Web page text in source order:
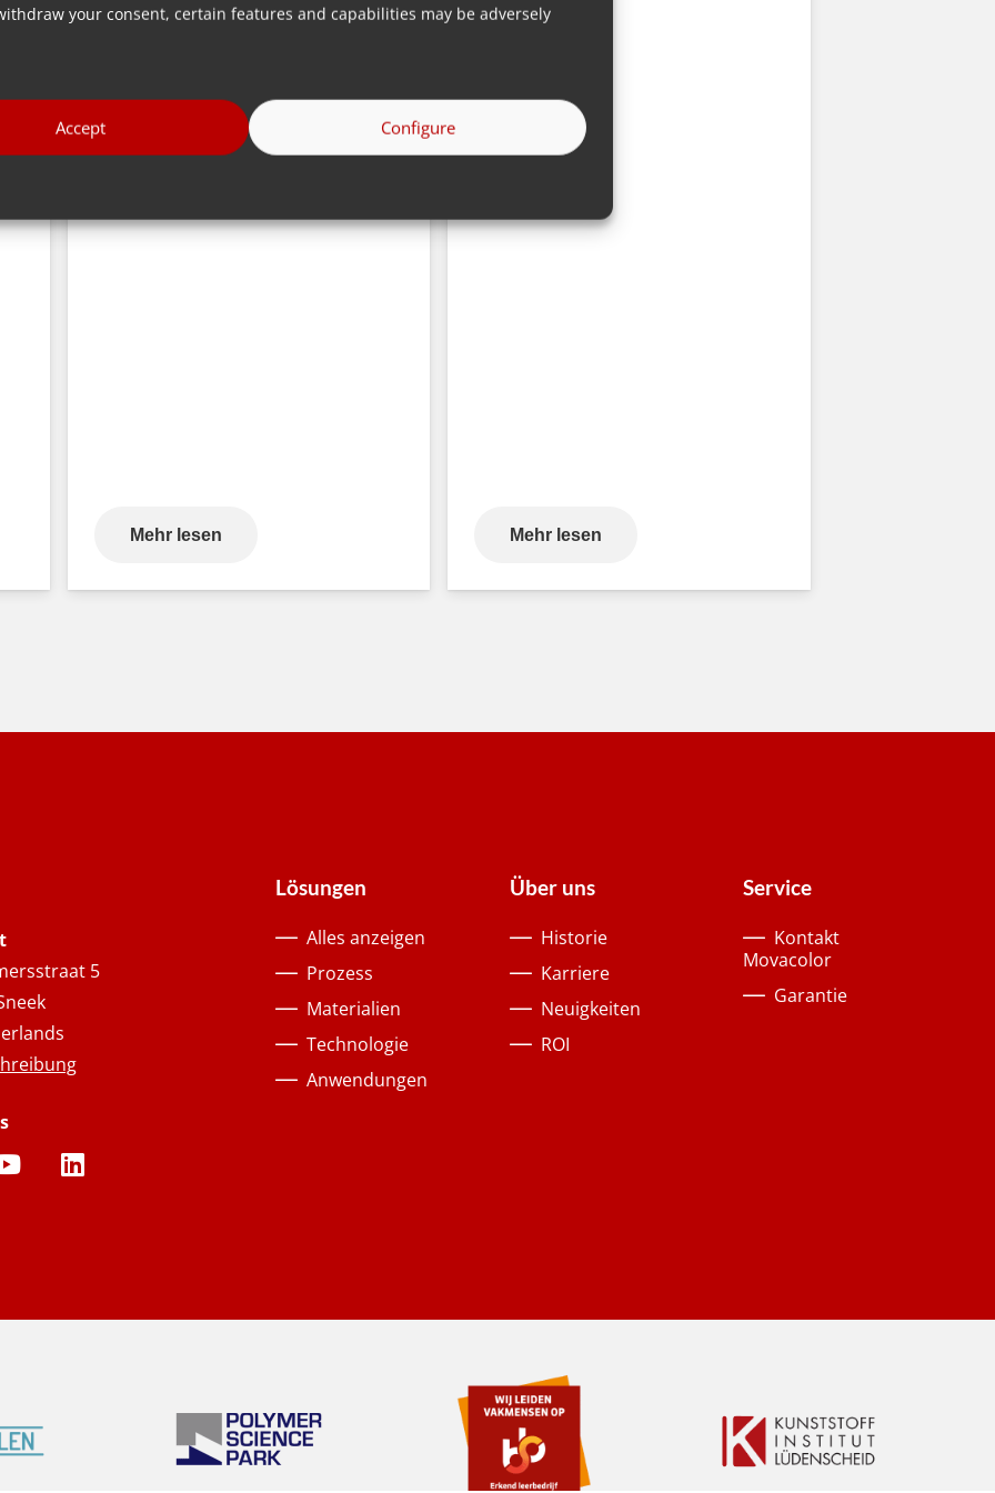
your consent, certain features and capabilities may be adversely
Accept Configure
Mehr lesen Mehr lesen
5
Lösungen
Alles anzeigen
Prozess
Materialien
Technologie
Anwendungen
Über uns
Historie
Karriere
Neuigkeiten
ROI
Service
Kontakt
Movacolor
Garantie